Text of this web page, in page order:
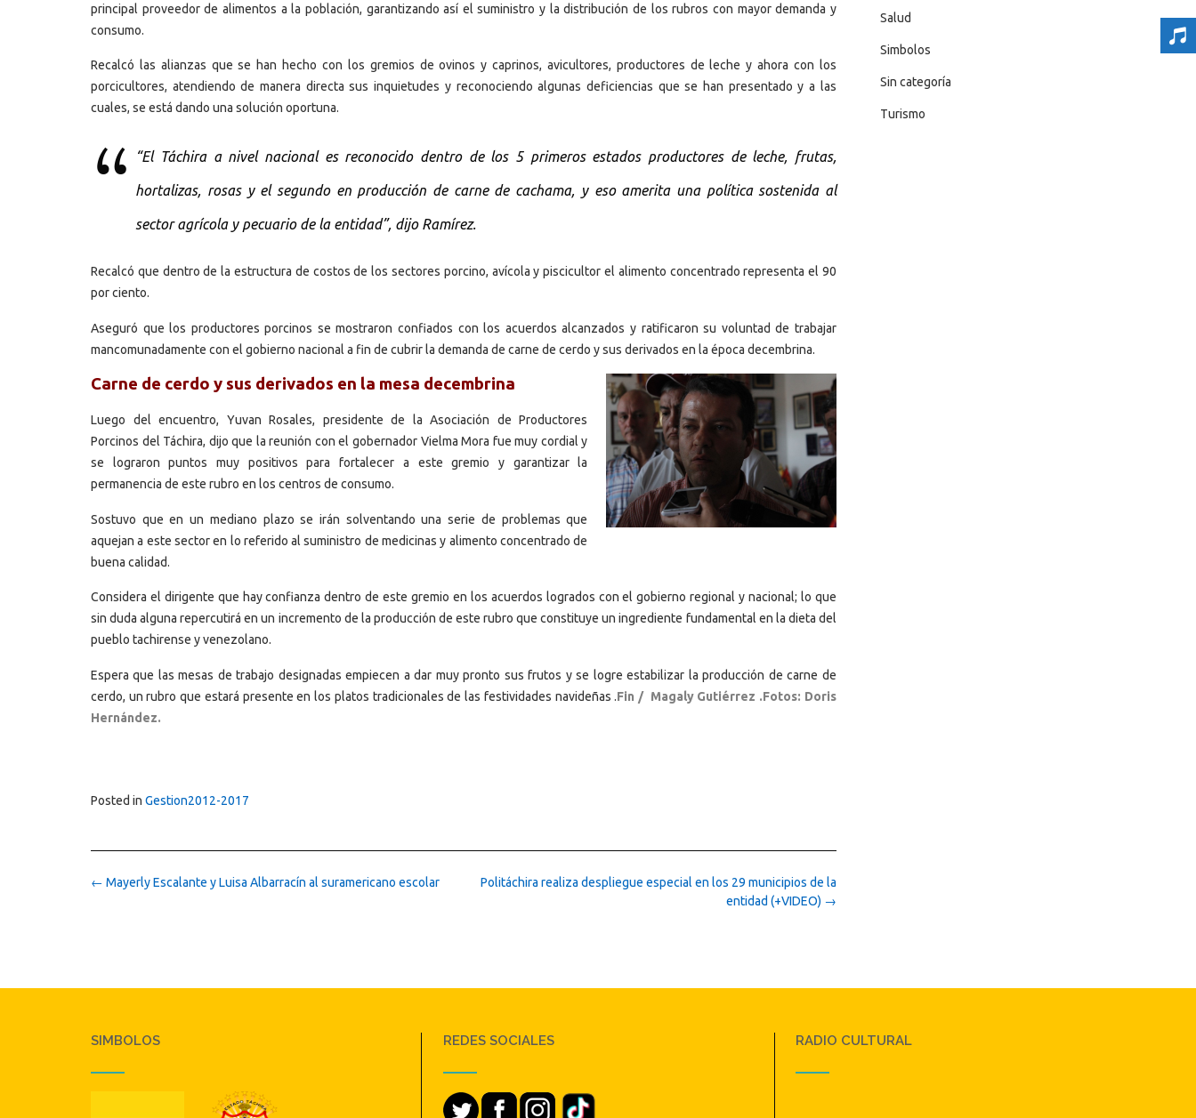
principal proveedor de alimentos a la población, garantizando así el suministro y la distribución de los rubros con mayor demanda y
consumo.
Recalcó las alianzas que se han hecho con los gremios de ovinos y caprinos, avicultores, productores de leche y ahora con los
porcicultores, atendiendo de manera directa sus inquietudes y reconociendo algunas deficiencias que se han presentado y a las
cuales, se está dando una solución oportuna.
“El Táchira a nivel nacional es reconocido dentro de los 5 primeros estados productores de leche, frutas,
hortalizas, rosas y el segundo en producción de carne de cachama, y eso amerita una política sostenida al
sector agrícola y pecuario de la entidad”, dijo Ramírez.
Recalcó que dentro de la estructura de costos de los sectores porcino, avícola y piscicultor el alimento concentrado representa el 90
por ciento.
Aseguró que los productores porcinos se mostraron confiados con los acuerdos alcanzados y ratificaron su voluntad de trabajar
mancomunadamente con el gobierno nacional a fin de cubrir la demanda de carne de cerdo y sus derivados en la época decembrina.
Carne de cerdo y sus derivados en la mesa decembrina
Luego del encuentro, Yuvan Rosales, presidente de la Asociación de Productores
Porcinos del Táchira, dijo que la reunión con el gobernador Vielma Mora fue muy cordial y
se lograron puntos muy positivos para fortalecer a este gremio y garantizar la
permanencia de este rubro en los centros de consumo.
Sostuvo que en un mediano plazo se irán solventando una serie de problemas que
aquejan a este sector en lo referido al suministro de medicinas y alimento concentrado de
buena calidad.
Considera el dirigente que hay confianza dentro de este gremio en los acuerdos logrados con el gobierno regional y nacional; lo que
sin duda alguna repercutirá en un incremento de la producción de este rubro que constituye un ingrediente fundamental en la dieta del
pueblo tachirense y venezolano.
Espera que las mesas de trabajo designadas empiecen a dar muy pronto sus frutos y se logre estabilizar la producción de carne de
cerdo, un rubro que estará presente en los platos tradicionales de las festividades navideñas .Fin / Magaly Gutiérrez .Fotos: Doris
Hernández.
Posted in Gestion2012-2017
Post
Politáchira realiza despliegue especial en los 29 municipios de la
entidad (+VIDEO) →
← Mayerly Escalante y Luisa Albarracín al suramericano escolar
Salud
Simbolos
Sin categoría
Turismo
SIMBOLOS REDES SOCIALES RADIO CULTURAL